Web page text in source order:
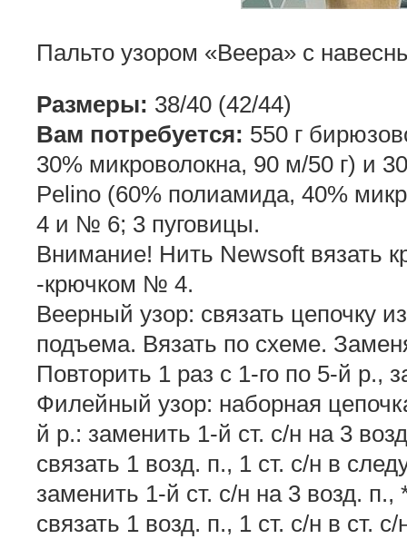
Пальто узором «Веера» с
Размеры: 38/40 (42/44)
Вам потребуется: 550 г
30% микроволокна, 90 м/50 г) и
Pelino (60% полиамида, 40%
4 и № 6; 3 пуговицы.
Внимание! Нить Newsoft вязать
-крючком № 4.
Веерный узор: связать цепочку
подъема. Вязать по схеме.
Повторить 1 раз с 1-го по 5-й р.,
Филейный узор: наборная
й р.: заменить 1-й ст. с/н на 3
связать 1 возд. п., 1 ст. с/н в
заменить 1-й ст. с/н на 3 возд.
связать 1 возд. п., 1 ст. с/н в ст.